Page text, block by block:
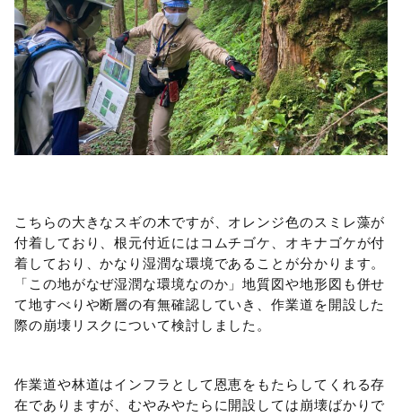
こちらの大きなスギの木ですが、オレンジ色のスミレ藻が
付着しており、根元付近にはコムチゴケ、オキナゴケが付
着しており、かなり湿潤な環境であることが分かります。
「この地がなぜ湿潤な環境なのか」地質図や地形図も併せ
て地すべりや断層の有無確認していき、作業道を開設した
際の崩壊リスクについて検討しました。
作業道や林道はインフラとして恩恵をもたらしてくれる存
在でありますが、むやみやたらに開設しては崩壊ばかりで